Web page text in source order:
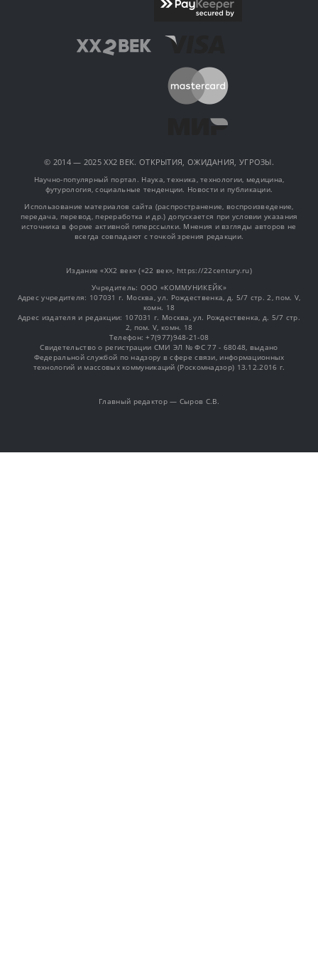
© 2014 — 2025 XX2 ВЕК. ОТКРЫТИЯ, ОЖИДАНИЯ, УГРОЗЫ.
Научно-популярный портал. Наука, техника, технологии, медицина,
футурология, социальные тенденции. Новости и публикации.
Использование материалов сайта (распространение, воспроизведение,
передача, перевод, переработка и др.) допускается при условии указания
источника в форме активной гиперссылки. Мнения и взгляды авторов не
всегда совпадают с точкой зрения редакции.
Издание «XX2 век» («22 век», https://22century.ru)
Учредитель: OOO «КОММУНИКЕЙК»
Адрес учредителя: 107031 г. Москва, ул. Рождественка, д. 5/7 стр. 2, пом. V,
комн. 18
Адрес издателя и редакции: 107031 г. Москва, ул. Рождественка, д. 5/7 стр.
2, пом. V, комн. 18
Телефон: +7(977)948-21-08
Свидетельство о регистрации СМИ ЭЛ № ФС 77 - 68048, выдано
Федеральной службой по надзору в сфере связи, информационных
технологий и массовых коммуникаций (Роскомнадзор) 13.12.2016 г.
Главный редактор — Сыров С.В.